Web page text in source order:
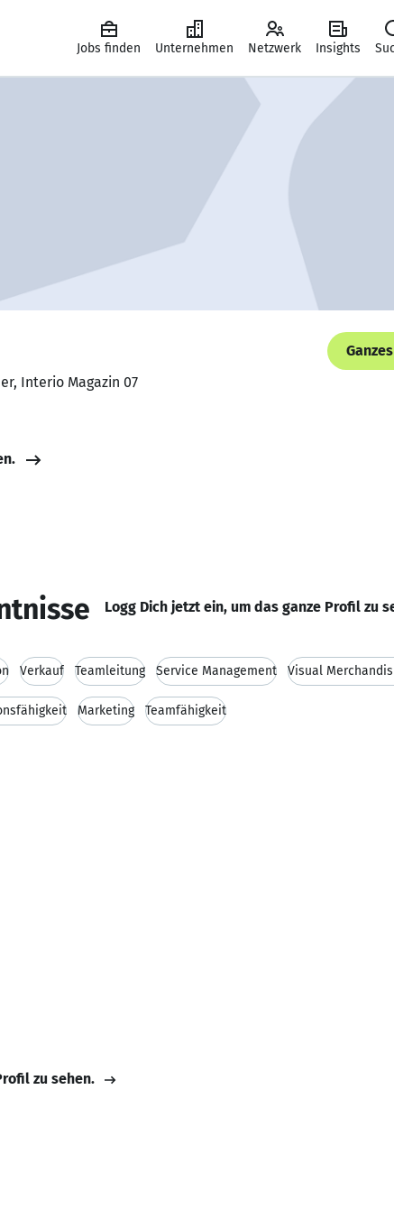
Jobs finden Unternehmen Netzwerk Insights
Interio Magazin 07
Logg Dich jetzt ein, um das ganze Profil zu
Verkauf Teamleitung Service Management Visual
Marketing Teamfähigkeit
zu sehen.